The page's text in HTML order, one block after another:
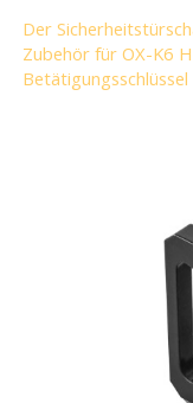
Der
Zubehör für OX-K6
Betätigungsschlüssel